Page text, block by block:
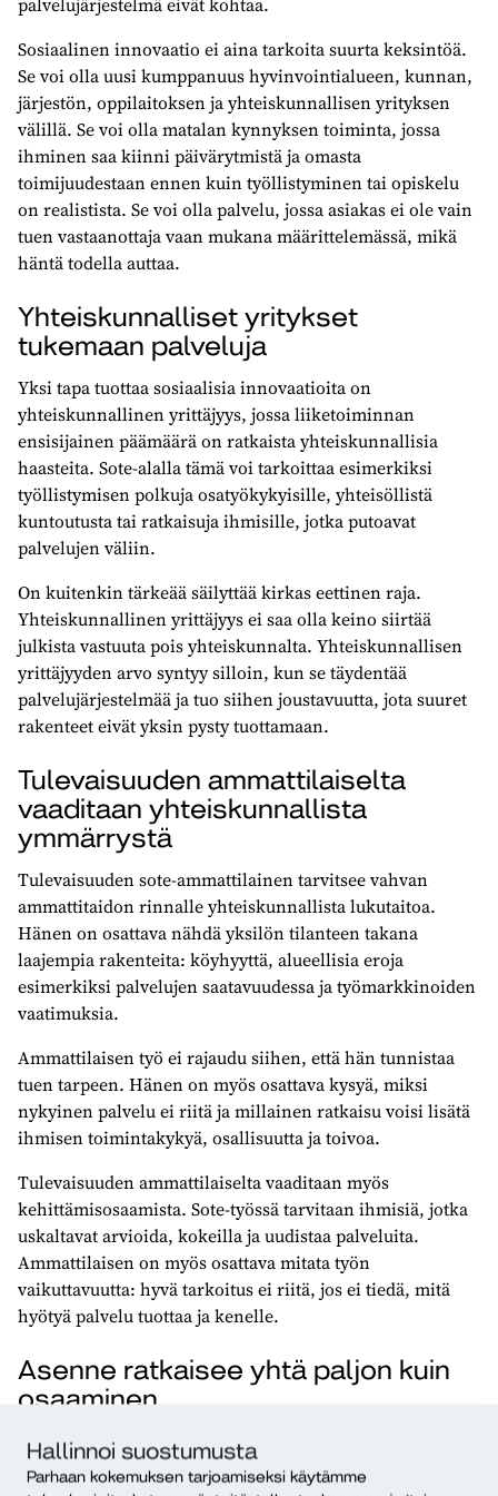
Hallinnoi suostumusta
Parhaan kokemuksen tarjoamiseksi käytämme
Sosiaalinen innovaatio ei aina tarkoita suurta keksintöä.
Se voi olla uusi kumppanuus hyvinvointialueen, kunnan,
järjestön, oppilaitoksen ja yhteiskunnallisen yrityksen
välillä. Se voi olla matalan kynnyksen toiminta, jossa
ihminen saa kiinni päivärytmistä ja omasta
toimijuudestaan ennen kuin työllistyminen tai opiskelu
on realistista. Se voi olla palvelu, jossa asiakas ei ole vain
tuen vastaanottaja vaan mukana määrittelemässä, mikä
häntä todella auttaa.
Yhteiskunnalliset yritykset
tukemaan palveluja
Yksi tapa tuottaa sosiaalisia innovaatioita on
yhteiskunnallinen yrittäjyys, jossa liiketoiminnan
ensisijainen päämäärä on ratkaista yhteiskunnallisia
haasteita. Sote-alalla tämä voi tarkoittaa esimerkiksi
työllistymisen polkuja osatyökykyisille, yhteisöllistä
kuntoutusta tai ratkaisuja ihmisille, jotka putoavat
palvelujen väliin.
On kuitenkin tärkeää säilyttää kirkas eettinen raja.
Yhteiskunnallinen yrittäjyys ei saa olla keino siirtää
julkista vastuuta pois yhteiskunnalta. Yhteiskunnallisen
yrittäjyyden arvo syntyy silloin, kun se täydentää
palvelujärjestelmää ja tuo siihen joustavuutta, jota suuret
rakenteet eivät yksin pysty tuottamaan.
Tulevaisuuden ammattilaiselta
vaaditaan yhteiskunnallista
ymmärrystä
Tulevaisuuden sote-ammattilainen tarvitsee vahvan
ammattitaidon rinnalle yhteiskunnallista lukutaitoa.
Hänen on osattava nähdä yksilön tilanteen takana
laajempia rakenteita: köyhyyttä, alueellisia eroja
esimerkiksi palvelujen saatavuudessa ja työmarkkinoiden
vaatimuksia.
Ammattilaisen työ ei rajaudu siihen, että hän tunnistaa
tuen tarpeen. Hänen on myös osattava kysyä, miksi
nykyinen palvelu ei riitä ja millainen ratkaisu voisi lisätä
ihmisen toimintakykyä, osallisuutta ja toivoa.
Tulevaisuuden ammattilaiselta vaaditaan myös
kehittämisosaamista. Sote-työssä tarvitaan ihmisiä, jotka
uskaltavat arvioida, kokeilla ja uudistaa palveluita.
Ammattilaisen on myös osattava mitata työn
vaikuttavuutta: hyvä tarkoitus ei riitä, jos ei tiedä, mitä
hyötyä palvelu tuottaa ja kenelle.
Asenne ratkaisee yhtä paljon kuin
osaaminen
Sote-alan tulevaisuus tarvitsee ammattilaisia, jotka ovat
yhtä aikaa kriittisiä ja toiveikkaita. Kriittisyys auttaa